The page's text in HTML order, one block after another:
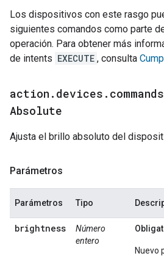
Los dispositivos con este rasgo
siguientes comandos como parte
operación. Para obtener más
de intents EXECUTE , consulta
action . devices . commands
Absolute
Ajusta el brillo absoluto del
Parámetros
Parámetros Tipo
brightness
Número
entero
Nuevo